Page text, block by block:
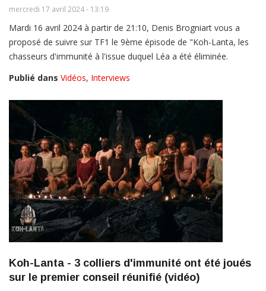
mercredi 17 avril 2024 - 13:19
Mardi 16 avril 2024 à partir de 21:10, Denis Brogniart vous a
proposé de suivre sur TF1 le 9ème épisode de "Koh-Lanta, les
chasseurs d'immunité à l'issue duquel Léa a été éliminée.
Publié dans Vidéos, Interviews
Koh-Lanta - 3 colliers d'immunité ont été joués
sur le premier conseil réunifié (vidéo)